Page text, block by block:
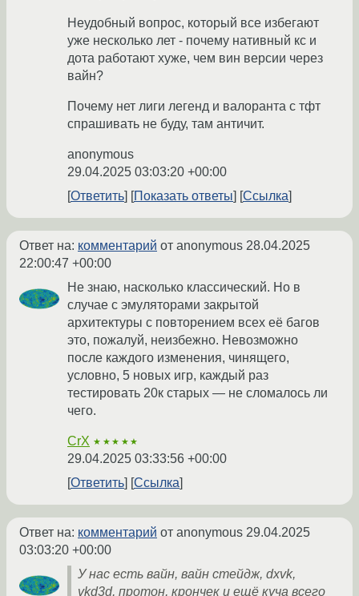
Неудобный вопрос, который все избегают
уже несколько лет - почему нативный кс и
дота работают хуже, чем вин версии через
вайн?
Почему нет лиги легенд и валоранта с тфт
спрашивать не буду, там античит.
anonymous
29.04.2025 03:03:20 +00:00
Ответить
Показать ответы Ссылка
Ответ на: комментарий от anonymous 28.04.2025
22:00:47 +00:00
Не знаю, насколько классический. Но в
случае с эмуляторами закрытой
архитектуры с повторением всех её багов
это, пожалуй, неизбежно. Невозможно
после каждого изменения, чинящего,
условно, 5 новых игр, каждый раз
тестировать 20к старых — не сломалось ли
чего.
CrX ★★★★★
29.04.2025 03:33:56 +00:00
Ответить
Ссылка
Ответ на: комментарий от anonymous 29.04.2025
03:03:20 +00:00
У нас есть вайн, вайн стейдж, dxvk,
vkd3d, протон, крончек и ещё куча всего